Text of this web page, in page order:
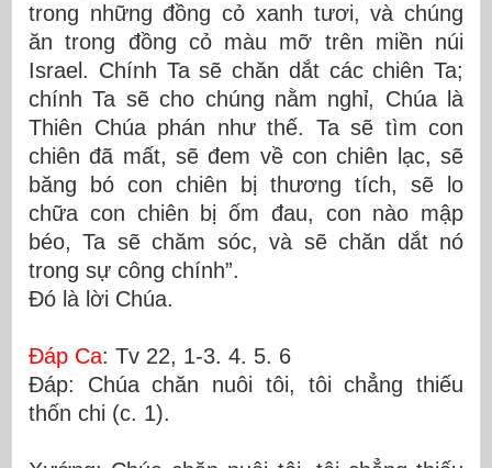
trong những đồng cỏ xanh tươi, và chúng
ăn trong đồng cỏ màu mỡ trên miền núi
Israel. Chính Ta sẽ chăn dắt các chiên Ta;
chính Ta sẽ cho chúng nằm nghỉ, Chúa là
Thiên Chúa phán như thế. Ta sẽ tìm con
chiên đã mất, sẽ đem về con chiên lạc, sẽ
băng bó con chiên bị thương tích, sẽ lo
chữa con chiên bị ốm đau, con nào mập
béo, Ta sẽ chăm sóc, và sẽ chăn dắt nó
trong sự công chính”.
Ðó là lời Chúa.
Ðáp Ca: Tv 22, 1-3. 4. 5. 6
Ðáp: Chúa chăn nuôi tôi, tôi chẳng thiếu
thốn chi (c. 1).